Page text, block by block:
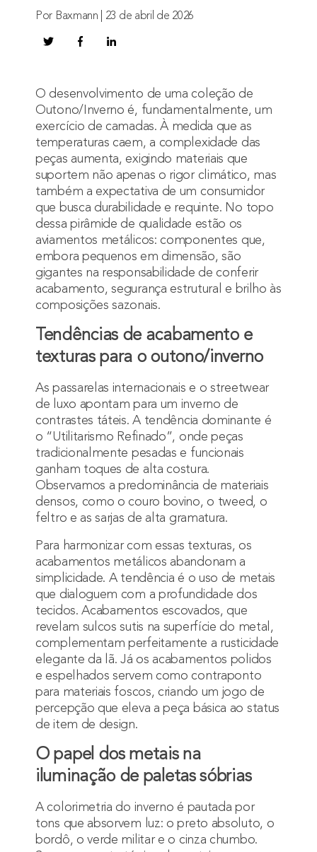
Por Baxmann | 23 de abril de 2026
O desenvolvimento de uma coleção de
Outono/Inverno é, fundamentalmente, um
exercício de camadas. À medida que as
temperaturas caem, a complexidade das
peças aumenta, exigindo materiais que
suportem não apenas o rigor climático, mas
também a expectativa de um consumidor
que busca durabilidade e requinte. No topo
dessa pirâmide de qualidade estão os
aviamentos metálicos: componentes que,
embora pequenos em dimensão, são
gigantes na responsabilidade de conferir
acabamento, segurança estrutural e brilho às
composições sazonais.
Tendências de acabamento e
texturas para o outono/inverno
As passarelas internacionais e o streetwear
de luxo apontam para um inverno de
contrastes táteis. A tendência dominante é
o “Utilitarismo Refinado”, onde peças
tradicionalmente pesadas e funcionais
ganham toques de alta costura.
Observamos a predominância de materiais
densos, como o couro bovino, o tweed, o
feltro e as sarjas de alta gramatura.
Para harmonizar com essas texturas, os
acabamentos metálicos abandonam a
simplicidade. A tendência é o uso de metais
que dialoguem com a profundidade dos
tecidos. Acabamentos escovados, que
revelam sulcos sutis na superfície do metal,
complementam perfeitamente a rusticidade
elegante da lã. Já os acabamentos polidos
e espelhados servem como contraponto
para materiais foscos, criando um jogo de
percepção que eleva a peça básica ao status
de item de design.
O papel dos metais na
iluminação de paletas sóbrias
A colorimetria do inverno é pautada por
tons que absorvem luz: o preto absoluto, o
bordô, o verde militar e o cinza chumbo.